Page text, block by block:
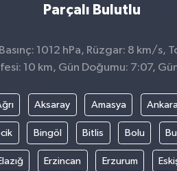
Parçalı Bulutlu
1012 hPa, Rüzgar: 8 km/s,
10 km, Gün Doğumu: 7:07, Gün
Aksaray Amasya
Bingöl Bitlis Bolu
Erzincan Erzurum